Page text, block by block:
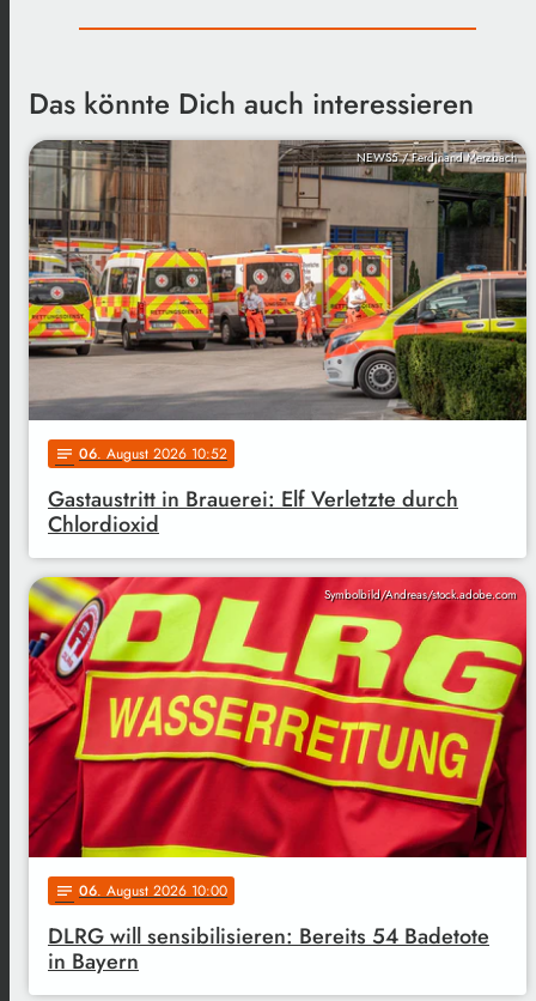
Das könnte Dich auch interessieren
NEWS5 / Ferdinand Merzbach
notes 06. August 2026 10:52
Gastaustritt in Brauerei: Elf Verletzte durch
Chlordioxid
Symbolbild/Andreas/stock.adobe.com
notes 06. August 2026 10:00
DLRG will sensibilisieren: Bereits 54 Badetote
in Bayern